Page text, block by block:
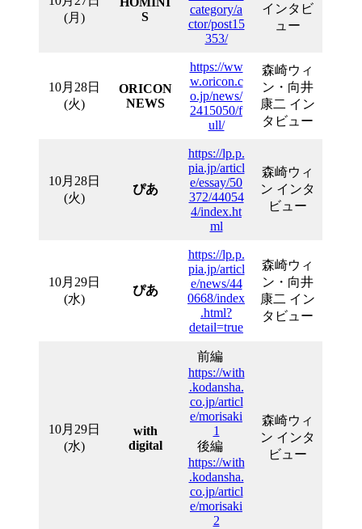
(月)
S
category/a
ctor/post15
353/
インタビ
ュー
10月28日
(火)
ORICON
NEWS
https://ww
w.oricon.c
o.jp/news/
2415050/f
ull/
森崎ウィ
ン・向井
康二 イン
タビュー
10月28日
(火)
ぴあ
https://lp.p.
pia.jp/articl
e/essay/50
372/44054
4/index.ht
ml
森崎ウィ
ン インタ
ビュー
10月29日
(水)
ぴあ
https://lp.p.
pia.jp/articl
e/news/44
0668/index
.html?
detail=true
森崎ウィ
ン・向井
康二 イン
タビュー
10月29日
(水)
with
digital
前編
https://with
.kodansha.
co.jp/articl
e/morisaki
1
後編
https://with
.kodansha.
co.jp/articl
e/morisaki
2
森崎ウィ
ン インタ
ビュー